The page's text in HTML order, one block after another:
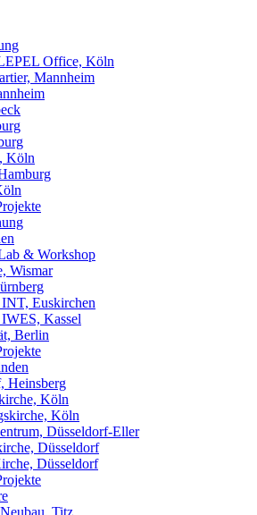
Office, Köln
Mannheim
Köln
& Workshop
Wismar
Euskirchen
Kassel
Berlin
Heinsberg
Köln
Köln
Düsseldorf-Eller
Düsseldorf
Düsseldorf
Titz